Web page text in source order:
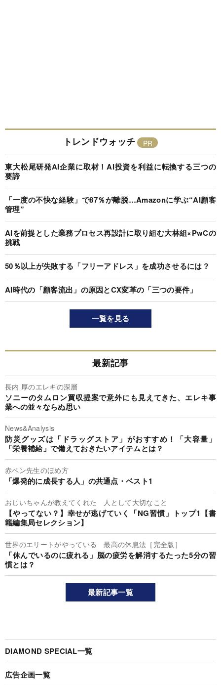
トレンドウォッチ
東大松尾研発AI企業に取材！AI投資を利益に転換する三つの
要諦
「一度の不快な経験」で87％が離脱…Amazonに学ぶ“AI顧客
管理”
AIを前提とした業務プロセス再設計に取り組む大林組×PwCの
挑戦
50％以上が失敗する「フリーアドレス」を成功させるには？
AI時代の「顧客流出」の原因とCX変革の「三つの要件」
一覧を見る
最新記事
長内 厚のエレキの深層
ソニーのタムロン買収提案で意外にも見えてきた、エレキ事
業への並々ならぬ思い
News&Analysis
防災グッズは「ドラッグストア」がおすすめ！「大容量」
「栄養補給」で備えておきたいアイテムとは？
赤ペン先生のほめ方
「爆発的に成長する人」の共通点・ベスト1
おじいちゃんが教えてくれた 人として大切なこと
【やってない？】幸せが逃げていく「NG習慣」トップ1【書
籍編集局セレクション】
世界のエリートがやっている 最高の休息法［完全版］
「休んでいるのに疲れる」脳の疲労を解消するたった5分の習
慣とは？
最新記事一覧
DIAMOND SPECIAL一覧
広告企画一覧